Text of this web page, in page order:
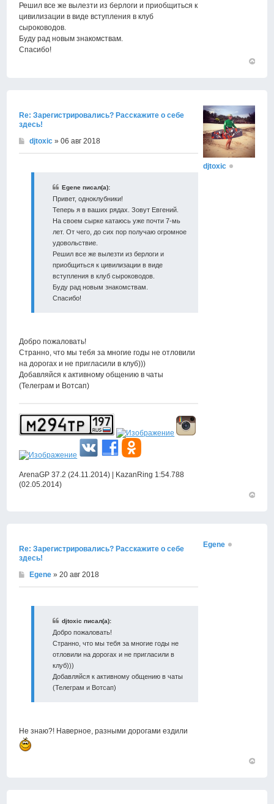
Решил все же вылезти из берлоги и приобщиться к
цивилизации в виде вступления в клуб
сыроководов.
Буду рад новым знакомствам.
Спасибо!
Re: Зарегистрировались? Расскажите о себе
здесь!
djtoxic » 06 авг 2018
Egene писал(а):
Привет, одноклубники!
Теперь я в ваших рядах. Зовут Евгений.
На своем сырке катаюсь уже почти 7-мь
лет. От чего, до сих пор получаю огромное
удовольствие.
Решил все же вылезти из берлоги и
приобщиться к цивилизации в виде
вступления в клуб сыроководов.
Буду рад новым знакомствам.
Спасибо!
Добро пожаловать!
Странно, что мы тебя за многие годы не отловили
на дорогах и не пригласили в клуб)))
Добавляйся к активному общению в чаты
(Телеграм и Вотсап)
ArenaGP 37.2 (24.11.2014) | KazanRing 1:54.788
(02.05.2014)
djtoxic
Re: Зарегистрировались? Расскажите о себе
здесь!
Egene » 20 авг 2018
djtoxic писал(а):
Добро пожаловать!
Странно, что мы тебя за многие годы не
отловили на дорогах и не пригласили в
клуб)))
Добавляйся к активному общению в чаты
(Телеграм и Вотсап)
Не знаю?! Наверное, разными дорогами ездили
Egene